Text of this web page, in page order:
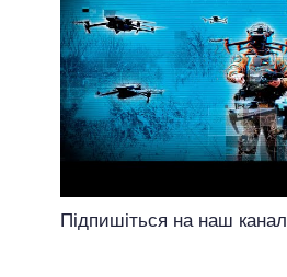
Підпишіться на наш канал